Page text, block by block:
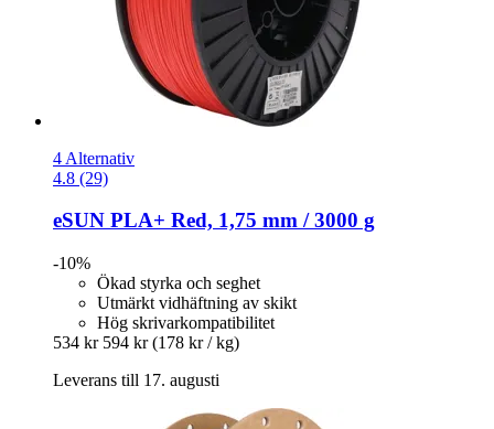
4 Alternativ
4.8 (29)
eSUN PLA+ Red, 1,75 mm / 3000 g
-10%
Ökad styrka och seghet
Utmärkt vidhäftning av skikt
Hög skrivarkompatibilitet
534 kr 594 kr (178 kr / kg)
Leverans till 17. augusti